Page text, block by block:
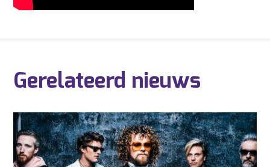
Gerelateerd nieuws